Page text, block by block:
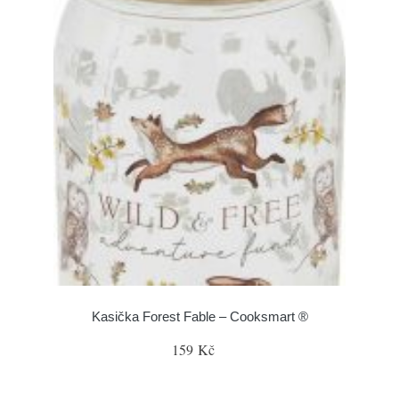
Kasička Forest Fable – Cooksmart ®
159 Kč